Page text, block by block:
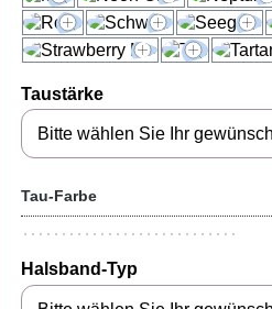
Taustärke
Tau-Farbe
Halsband-Typ